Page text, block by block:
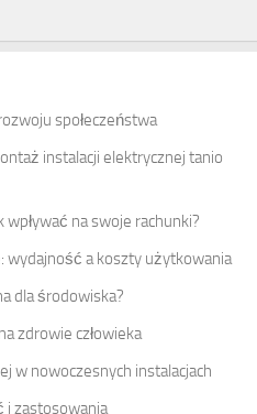
społeczeństwa
instalacji elektrycznej tanio
na swoje rachunki?
wydajność a koszty użytkowania
dla środowiska?
zdrowie człowieka
w nowoczesnych instalacjach
i zastosowania